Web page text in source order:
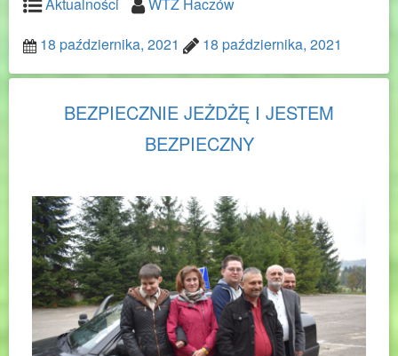
Aktualności
WTZ Haczów
18 października, 2021
18 października, 2021
BEZPIECZNIE JEŻDŻĘ I JESTEM
BEZPIECZNY